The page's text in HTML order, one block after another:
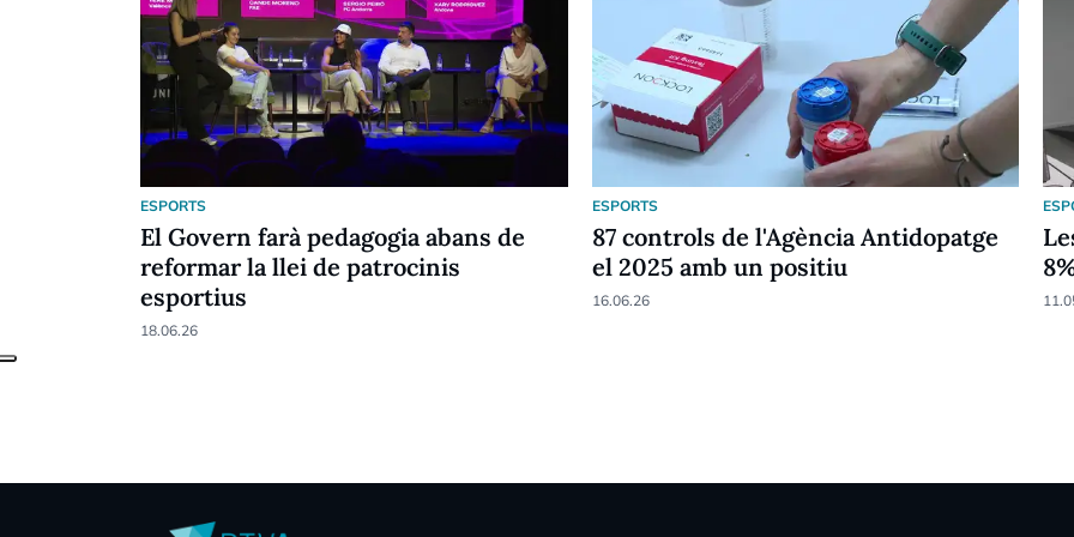
ESPORTS
El Govern farà pedagogia abans de
reformar la llei de patrocinis
esportius
18.06.26
ESPORTS
87 controls de l'Agència Antidopatge
el 2025 amb un positiu
16.06.26